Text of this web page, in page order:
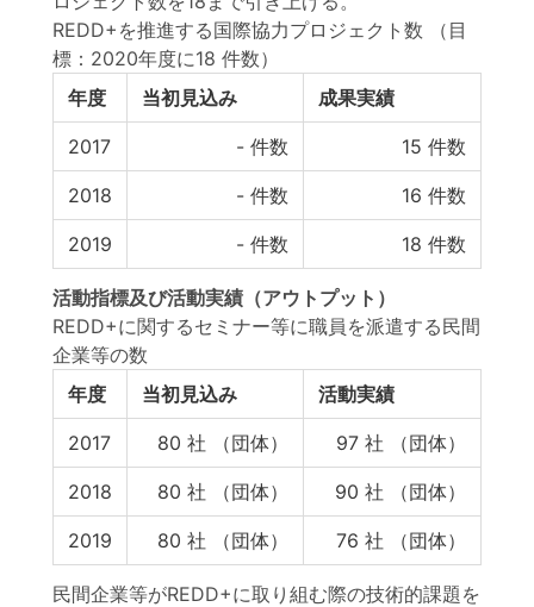
REDD+を推進する国際協力プロジェクト数
（目
標：2020年度に18 件数）
年度
当初見込み 成果実績
2017 - 件数 15 件数
2018 - 件数 16 件数
2019 - 件数 18 件数
活動指標及び活動実績 （アウトプット）
REDD+に関するセミナー等に職員を派遣する民間
企業等の数
年度
当初見込み 活動実績
2017 80 社 （団体） 97 社 （団体）
2018 80 社 （団体） 90 社 （団体）
2019 80 社 （団体） 76 社 （団体）
民間企業等がREDD+に取り組む際の技術的課題を